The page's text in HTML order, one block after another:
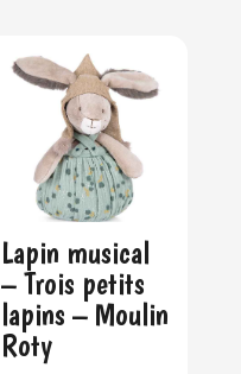
Lapin musical
– Trois petits
lapins – Moulin
Roty